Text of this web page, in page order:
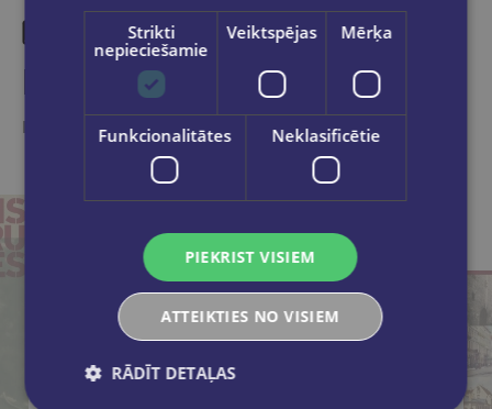
Līdzīgas preces
Ieskaties, varbūt noder
Strikti
nepieciešamie
Veiktspējas Mērķa
Funkcionalitātes Neklasificētie
PIEKRIST VISIEM
ATTEIKTIES NO VISIEM
RĀDĪT DETAĻAS